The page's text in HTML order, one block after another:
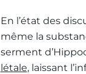
En l’état des
même la
serment
létale, laissant